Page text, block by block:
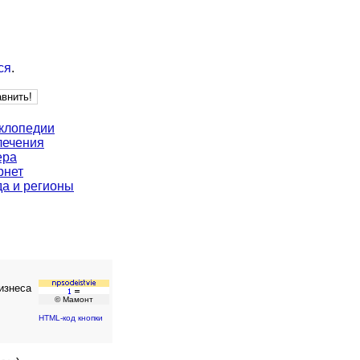
.
и регионы
© Мамонт
HTML-код кнопки